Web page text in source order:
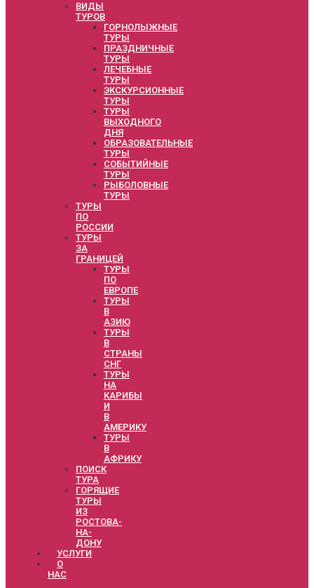
ВИДЫ
ТУРОВ
ГОРНОЛЫЖНЫЕ
ТУРЫ
ПРАЗДНИЧНЫЕ
ТУРЫ
ЛЕЧЕБНЫЕ
ТУРЫ
ЭКСКУРСИОННЫЕ
ТУРЫ
ТУРЫ
ВЫХОДНОГО
ДНЯ
ОБРАЗОВАТЕЛЬНЫЕ
ТУРЫ
СОБЫТИЙНЫЕ
ТУРЫ
РЫБОЛОВНЫЕ
ТУРЫ
ТУРЫ
ПО
РОССИИ
ТУРЫ
ЗА
ГРАНИЦЕЙ
ТУРЫ
ПО
ЕВРОПЕ
ТУРЫ
В
АЗИЮ
ТУРЫ
В
СТРАНЫ
СНГ
ТУРЫ
НА
КАРИБЫ
И
В
АМЕРИКУ
ТУРЫ
В
АФРИКУ
ПОИСК
ТУРА
ГОРЯЩИЕ
ТУРЫ
ИЗ
РОСТОВА-
НА-
ДОНУ
УСЛУГИ
О
НАС